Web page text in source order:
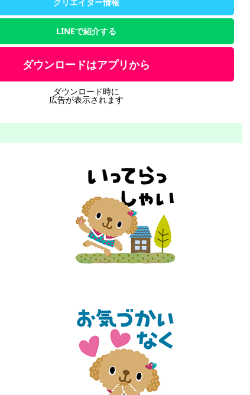
クリエイター情報
LINEで紹介する
ダウンロードはアプリから
ダウンロード時に
広告が表示されます